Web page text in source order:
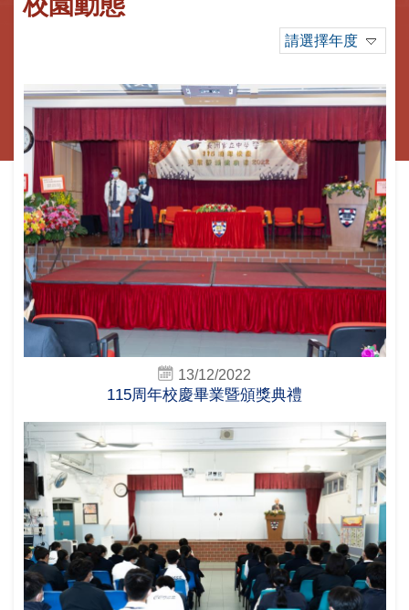
請選擇年度
13/12/2022
115周年校慶畢業暨頒獎典禮